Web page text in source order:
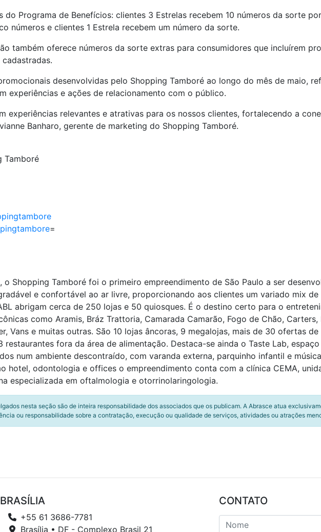
Programa de Benefícios: clientes 3 Estrelas recebem 10 números da sorte
números e clientes 1 Estrela recebem um número da sorte.
também oferece números da sorte extras para consumidores que incluírem
desenvolvidas pelo Shopping Tamboré ao longo do mês de maio,
experiências e ações de relacionamento com o público.
experiências relevantes e atrativas para os nossos clientes, fortalecendo a
Banharo, gerente de marketing do Shopping Tamboré.
Tamboré
=
o Shopping Tamboré foi o primeiro empreendimento de São Paulo a ser
e confortável ao ar livre, proporcionando aos clientes um variado mix de
abrigam cerca de 250 lojas e 50 quiosques. É o destino certo para o
como Aramis, Bráz Trattoria, Camarada Camarão, Fogo de Chão, Carters,
Vans e muitas outras. São 10 lojas âncoras, 9 megalojas, mais de 30 ofertas
restaurantes fora da área de alimentação. Destaca-se ainda o Taste Lab,
num ambiente descontraído, com varanda externa, parquinho infantil e
hotel, odontologia e offices o empreendimento conta com a clínica CEMA,
especializada em oftalmologia e otorrinolaringologia.
nesta seção são de inteira responsabilidade dos associados que os publicam. A Abrasce atua
ou responsabilidade sobre a contratação, execução ou qualidade de serviços, atividades ou atrações
BRASÍLIA
+55 61 3686-7781
Brasília • DF - Complexo Brasil 21
CONTATO